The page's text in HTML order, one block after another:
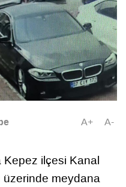
A+ A-
Kepez ilçesi Kanal
üzerinde meydana